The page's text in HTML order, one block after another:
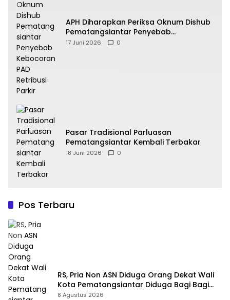
APH Diharapkan Periksa Oknum Dishub
Pematangsiantar Penyebab
Kebocoran PAD Retribusi Parkir
17 Juni 2026 0
Pasar Tradisional Parluasan
Pematangsiantar Kembali Terbakar
18 Juni 2026 0
Pos Terbaru
RS, Pria Non ASN Diduga Orang Dekat Wali
Kota Pematangsiantar Diduga Bagi Bagi
Proyek ke Kontraktor
8 Agustus 2026